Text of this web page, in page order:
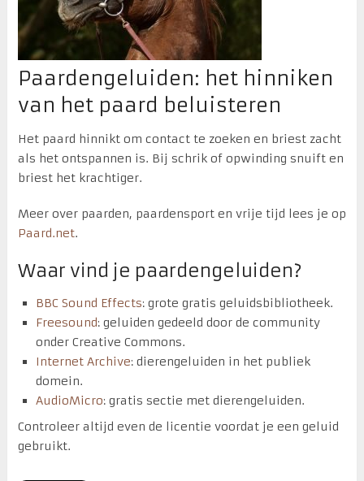
Paardengeluiden: het hinniken
van het paard beluisteren
Het paard hinnikt om contact te zoeken en briest zacht
als het ontspannen is. Bij schrik of opwinding snuift en
briest het krachtiger.
Meer over paarden, paardensport en vrije tijd lees je op
Paard.net.
Waar vind je paardengeluiden?
BBC Sound Effects: grote gratis geluidsbibliotheek.
Freesound: geluiden gedeeld door de community
onder Creative Commons.
Internet Archive: dierengeluiden in het publiek
domein.
AudioMicro: gratis sectie met dierengeluiden.
Controleer altijd even de licentie voordat je een geluid
gebruikt.